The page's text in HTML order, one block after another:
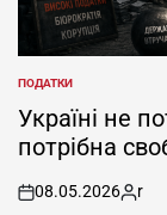
POSTED
IN
ПОДАТКИ
Україні не
потрібна
on
08.05.2026
Posted
r